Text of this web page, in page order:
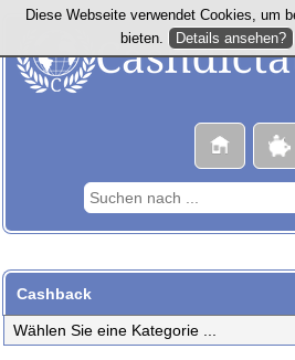
Cashback
Diese Webseite verwendet Cookies, um
bieten.
Details ansehen?